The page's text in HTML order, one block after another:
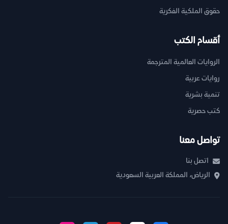
حقوق الملكية الفكرية
أقسام الكتب
الروايات العالمية المترجمة
روايات عربية
تنمية بشرية
كتب حصرية
تواصل معنا
اتصل بنا
الرياض، المملكة العربية السعودية